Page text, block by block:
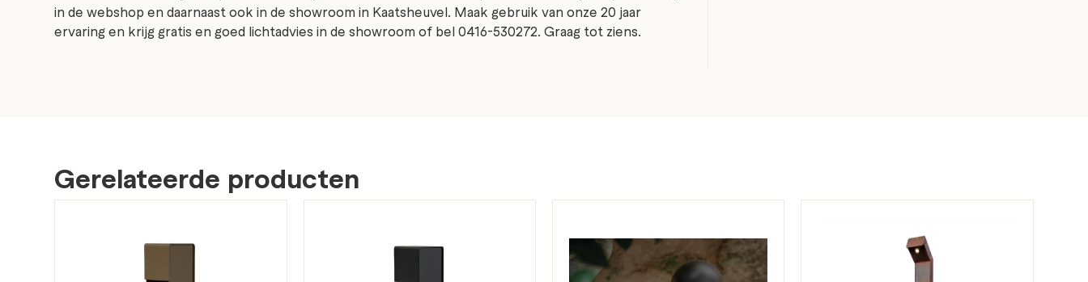
in de webshop en daarnaast ook in de showroom in Kaatsheuvel. Maak gebruik van onze 20 jaar
ervaring en krijg gratis en goed lichtadvies in de showroom of bel 0416-530272. Graag tot ziens.
Gerelateerde producten